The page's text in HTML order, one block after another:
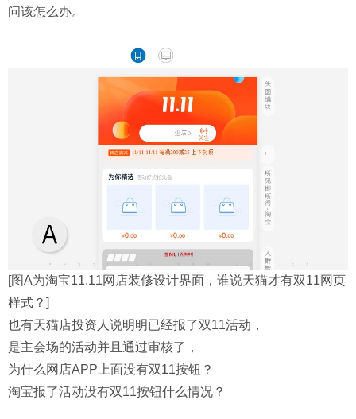
问该怎么办。
[图A为淘宝11.11网店装修设计界面，谁说天猫才有双11网页
样式？]
也有天猫店投资人说明明已经报了双11活动，
是主会场的活动并且通过审核了，
为什么网店APP上面没有双11按钮？
淘宝报了活动没有双11按钮什么情况？